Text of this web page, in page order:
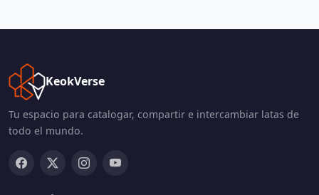
KeokVerse
Tu espacio para catalogar, compartir e intercambiar latas de
todo el mundo.